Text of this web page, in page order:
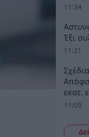
11:34
Έξι
11:21
εκατ.
11:09